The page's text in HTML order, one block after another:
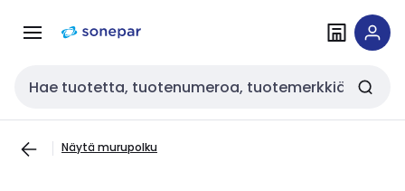
navigointiinsisältöön
Haku
Näytä murupolku